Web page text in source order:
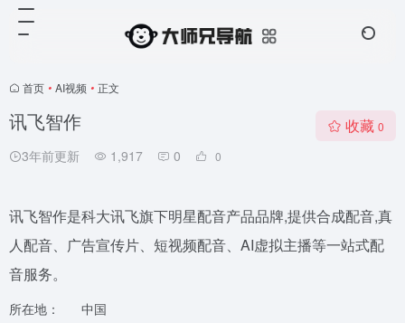
首页 • AI视频 • 正文
讯飞智作
3年前更新 1,917 0 0
收藏 0
讯飞智作是科大讯飞旗下明星配音产品品牌,提供合成配音,真
人配音、广告宣传片、短视频配音、AI虚拟主播等一站式配
音服务。
所在地：
中国